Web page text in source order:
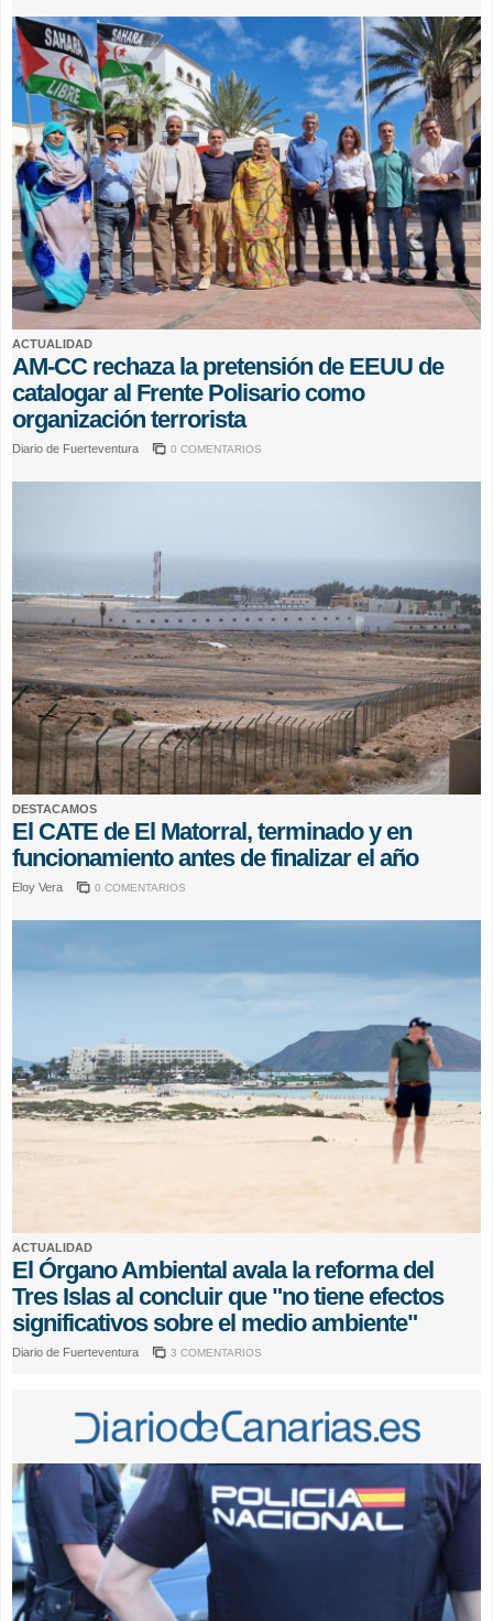
ACTUALIDAD
AM-CC rechaza la pretensión de EEUU de
catalogar al Frente Polisario como
organización terrorista
Diario de Fuerteventura 0 COMENTARIOS
DESTACAMOS
El CATE de El Matorral, terminado y en
funcionamiento antes de finalizar el año
Eloy Vera 0 COMENTARIOS
ACTUALIDAD
El Órgano Ambiental avala la reforma del
Tres Islas al concluir que "no tiene efectos
significativos sobre el medio ambiente"
Diario de Fuerteventura 3 COMENTARIOS